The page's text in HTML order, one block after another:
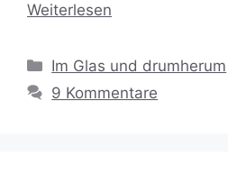
Weiterlesen
Kategorien
Im Glas und drumherum
9 Kommentare